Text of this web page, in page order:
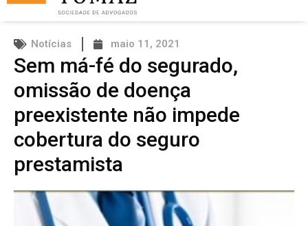
Notícias maio 11, 2021
Sem má-fé do segurado,
omissão de doença
preexistente não impede
cobertura do seguro
prestamista